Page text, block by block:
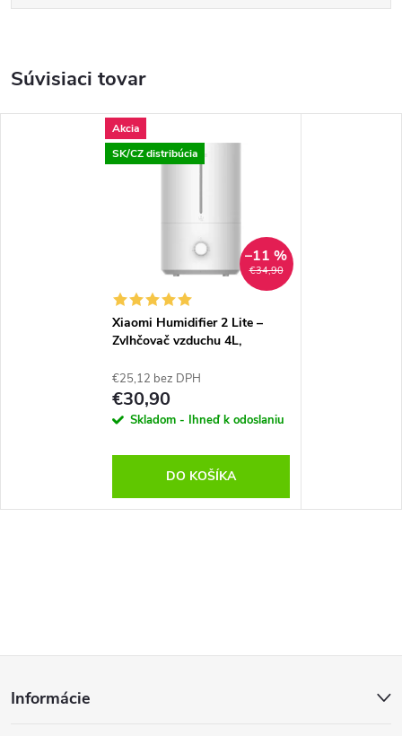
Súvisiaci tovar
Akcia
SK/CZ distribúcia
€34,90
–11 %
Xiaomi Humidifier 2 Lite –
Zvlhčovač vzduchu 4L,
€25,12 bez DPH
€30,90
Skladom - Ihneď k odoslaniu
DO KOŠÍKA
Informácie